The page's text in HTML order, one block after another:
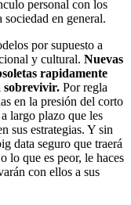
personal con los
en general.
por supuesto a
y cultural. Nuevas
rapidamente
sobrevivir. Por regla
en la presión del corto
largo plazo que les
sus estrategias. Y sin
data seguro que traerá
lo que es peor, le haces
con ellos a sus